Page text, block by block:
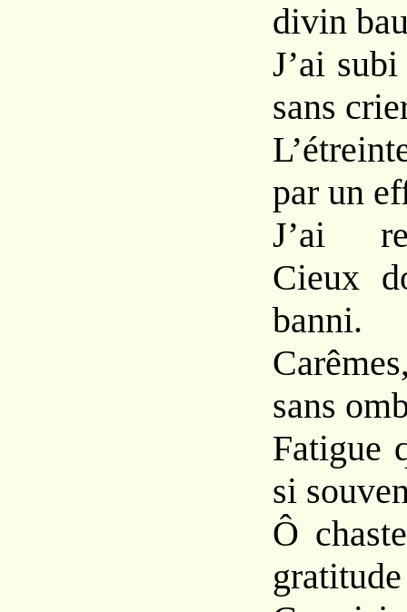
divin
J’ai
sans
par un
J’ai
Cieux
banni.
sans
Fatigue
si
Ô